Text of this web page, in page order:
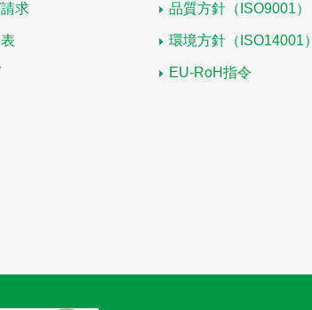
求 品質方針（ISO9001）
環境方針（ISO14001）
EU-RoH指令